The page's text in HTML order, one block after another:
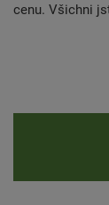
cenu. Všichni